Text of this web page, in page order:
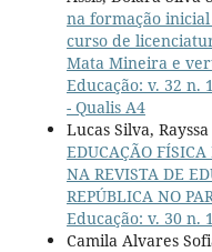
na formação
curso de
Mata Mineira e
Educação: v. 32 n.
- Qualis A4
Lucas Silva,
EDUCAÇÃO
NA REVISTA DE
REPÚBLICA NO
Educação: v. 30 n.
Camila Alvares